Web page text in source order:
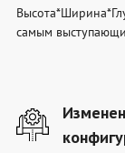
самым